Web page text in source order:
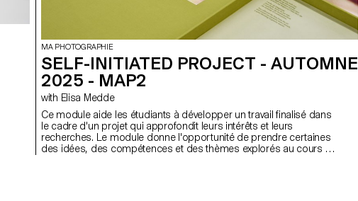
MA PHOTOGRAPHIE
SELF-INITIATED PROJECT - AUTOMNE
2025 - MAP2
with Elisa Medde
Ce module aide les étudiants à développer un travail finalisé dans
le cadre d'un projet qui approfondit leurs intérêts et leurs
recherches. Le module donne l'opportunité de prendre certaines
des idées, des compétences et des thèmes explorés au cours du